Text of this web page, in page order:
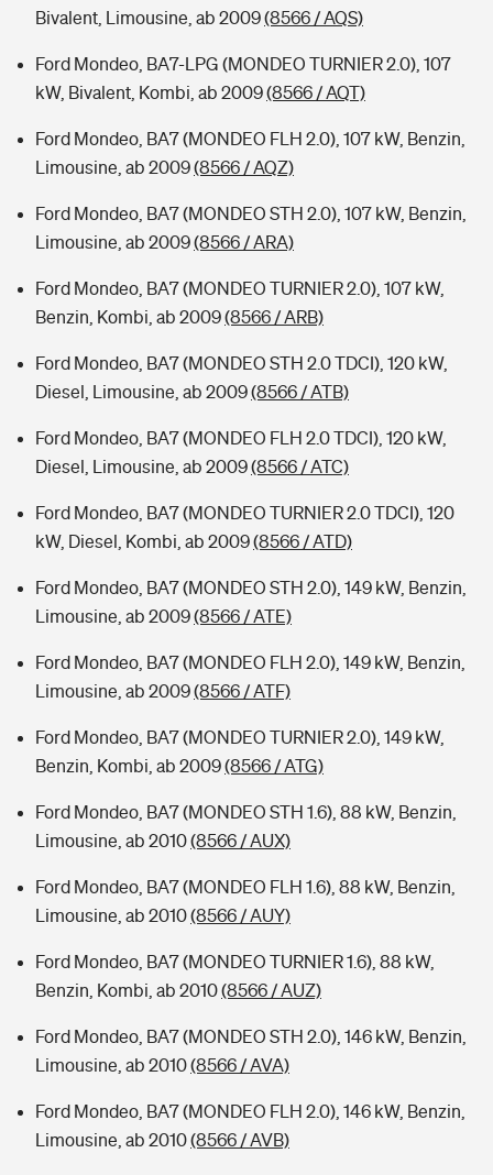
Bivalent, Limousine, ab 2009(8566 / AQS)
Ford Mondeo, BA7-LPG (MONDEO TURNIER 2.0), 107
kW, Bivalent, Kombi, ab 2009(8566 / AQT)
Ford Mondeo, BA7 (MONDEO FLH 2.0), 107 kW, Benzin,
Limousine, ab 2009(8566 / AQZ)
Ford Mondeo, BA7 (MONDEO STH 2.0), 107 kW, Benzin,
Limousine, ab 2009(8566 / ARA)
Ford Mondeo, BA7 (MONDEO TURNIER 2.0), 107 kW,
Benzin, Kombi, ab 2009(8566 / ARB)
Ford Mondeo, BA7 (MONDEO STH 2.0 TDCI), 120 kW,
Diesel, Limousine, ab 2009(8566 / ATB)
Ford Mondeo, BA7 (MONDEO FLH 2.0 TDCI), 120 kW,
Diesel, Limousine, ab 2009(8566 / ATC)
Ford Mondeo, BA7 (MONDEO TURNIER 2.0 TDCI), 120
kW, Diesel, Kombi, ab 2009(8566 / ATD)
Ford Mondeo, BA7 (MONDEO STH 2.0), 149 kW, Benzin,
Limousine, ab 2009(8566 / ATE)
Ford Mondeo, BA7 (MONDEO FLH 2.0), 149 kW, Benzin,
Limousine, ab 2009(8566 / ATF)
Ford Mondeo, BA7 (MONDEO TURNIER 2.0), 149 kW,
Benzin, Kombi, ab 2009(8566 / ATG)
Ford Mondeo, BA7 (MONDEO STH 1.6), 88 kW, Benzin,
Limousine, ab 2010(8566 / AUX)
Ford Mondeo, BA7 (MONDEO FLH 1.6), 88 kW, Benzin,
Limousine, ab 2010(8566 / AUY)
Ford Mondeo, BA7 (MONDEO TURNIER 1.6), 88 kW,
Benzin, Kombi, ab 2010(8566 / AUZ)
Ford Mondeo, BA7 (MONDEO STH 2.0), 146 kW, Benzin,
Limousine, ab 2010(8566 / AVA)
Ford Mondeo, BA7 (MONDEO FLH 2.0), 146 kW, Benzin,
Limousine, ab 2010(8566 / AVB)